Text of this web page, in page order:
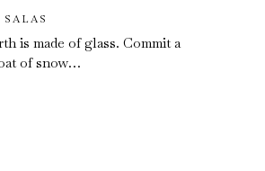
SALAS
is made of glass. Commit a
of snow…